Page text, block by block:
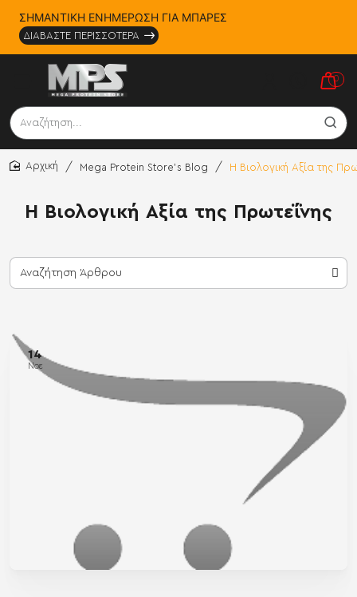
ΣΗΜΑΝΤΙΚΗ ΕΝΗΜΕΡΩΣΗ ΓΙΑ ΜΠΑΡΕΣ
ΔΙΑΒΑΣΤΕ ΠΕΡΙΣΣΟΤΕΡΑ
0
Αναζήτηση...
Η Βιολογική Αξία της Πρωτεΐνης
Mega Protein Store's Blog Η Βιολογική Αξία της
14
Νοε